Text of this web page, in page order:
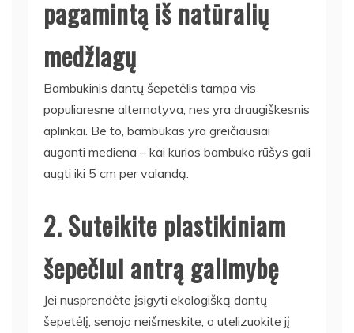
pagamintą iš natūralių
medžiagų
Bambukinis dantų šepetėlis tampa vis
populiaresne alternatyva, nes yra draugiškesnis
aplinkai. Be to, bambukas yra greičiausiai
auganti mediena – kai kurios bambuko rūšys gali
augti iki 5 cm per valandą.
2. Suteikite plastikiniam
šepečiui antrą galimybę
Jei nusprendėte įsigyti ekologišką dantų
šepetėlį, senojo neišmeskite, o utelizuokite jį